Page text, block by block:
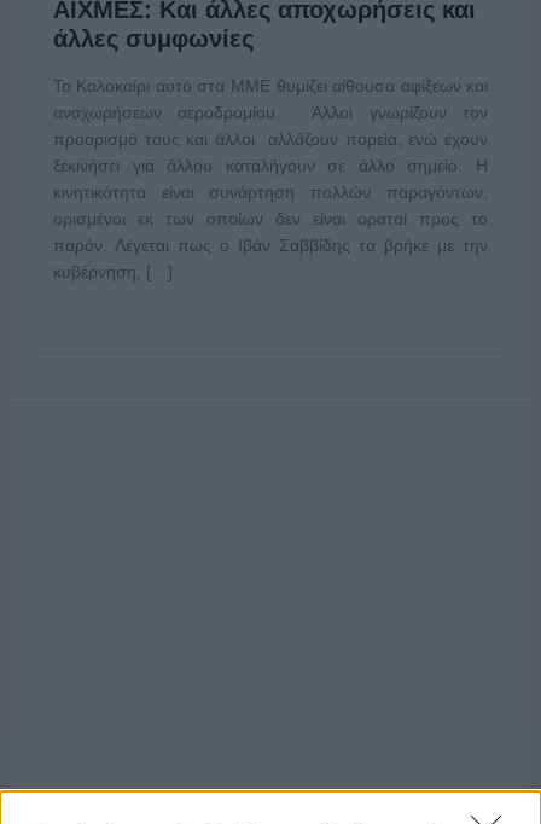
ΑΙΧΜΕΣ: Και άλλες αποχωρήσεις και
άλλες συμφωνίες
Το Καλοκαίρι αυτό στα ΜΜΕ θυμίζει αίθουσα αφίξεων και
αναχωρήσεων αεροδρομίου. Άλλοι γνωρίζουν τον
προορισμό τους και άλλοι αλλάζουν πορεία, ενώ έχουν
ξεκινήσει για άλλου καταλήγουν σε άλλο σημείο. Η
κινητικότητα είναι συνάρτηση πολλών παραγόντων,
ορισμένοι εκ των οποίων δεν είναι ορατοί προς το
παρόν. Λέγεται πως ο Ιβάν Σαββίδης τα βρήκε με την
κυβέρνηση, […]